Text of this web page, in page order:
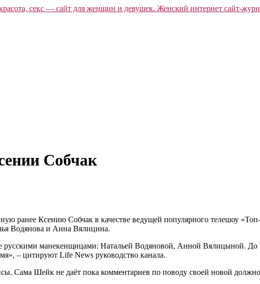
Собчак
ранее Ксению Собчак в качестве ведущей популярного телешоу
Водянова и Анна Вялицина.
русскими манекенщицами: Натальей Водяновой, Анной Вялицыной. До
– цитируют Life News руководство канала.
Сама Шейк не даёт пока комментариев по поводу своей новой